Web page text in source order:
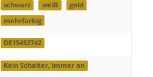
schwarz weiß
gold
mehrfarbig
DE15452742
Kein Schalter, immer an